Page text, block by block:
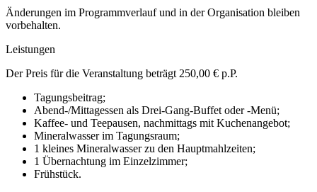
Änderungen im Programmverlauf und in der Organisation bleiben
vorbehalten.
Leistungen
Der Preis für die Veranstaltung beträgt 250,00 € p.P.
Tagungsbeitrag;
Abend-/Mittagessen als Drei-Gang-Buffet oder -Menü;
Kaffee- und Teepausen, nachmittags mit Kuchenangebot;
Mineralwasser im Tagungsraum;
1 kleines Mineralwasser zu den Hauptmahlzeiten;
1 Übernachtung im Einzelzimmer;
Frühstück.